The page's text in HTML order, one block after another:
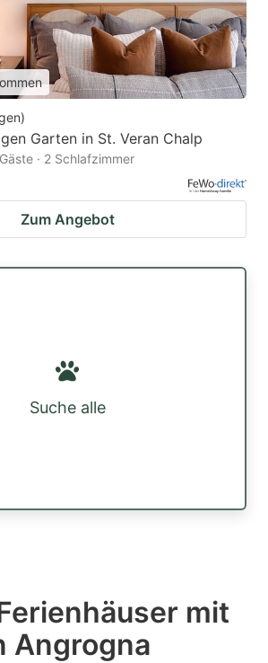
)
Garten in St. Veran Chalp
· 2 Schlafzimmer
Zum Angebot
Suche alle
mit
Angrogna